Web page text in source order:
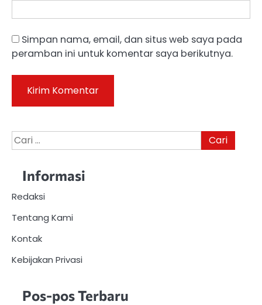
Simpan nama, email, dan situs web saya pada
peramban ini untuk komentar saya berikutnya.
Cari
untuk:
Informasi
Redaksi
Tentang Kami
Kontak
Kebijakan Privasi
Pos-pos Terbaru